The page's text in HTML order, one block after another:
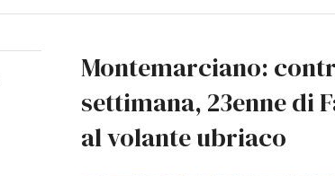
Montemarciano:
settimana, 23enne di
al volante ubriaco